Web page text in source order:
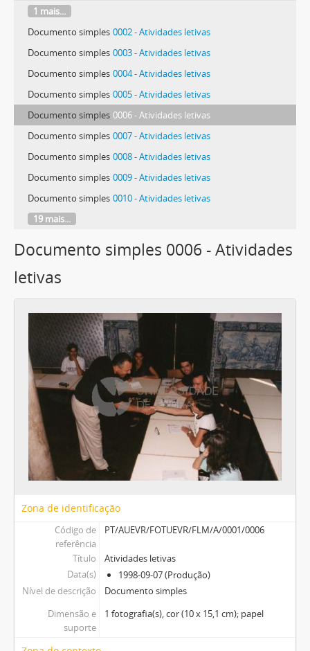
1 mais...
Documento simples 0002 - Atividades letivas
Documento simples 0003 - Atividades letivas
Documento simples 0004 - Atividades letivas
Documento simples 0005 - Atividades letivas
Documento simples 0006 - Atividades letivas
Documento simples 0007 - Atividades letivas
Documento simples 0008 - Atividades letivas
Documento simples 0009 - Atividades letivas
Documento simples 0010 - Atividades letivas
19 mais...
Documento simples 0006 - Atividades
letivas
Zona de identificação
Código de
referência
PT/AUEVR/FOTUEVR/FLM/A/0001/0006
Título
Atividades letivas
Data(s)
1998-09-07 (Produção)
Nível de descrição
Documento simples
Dimensão e
suporte
1 fotografia(s), cor (10 x 15,1 cm); papel